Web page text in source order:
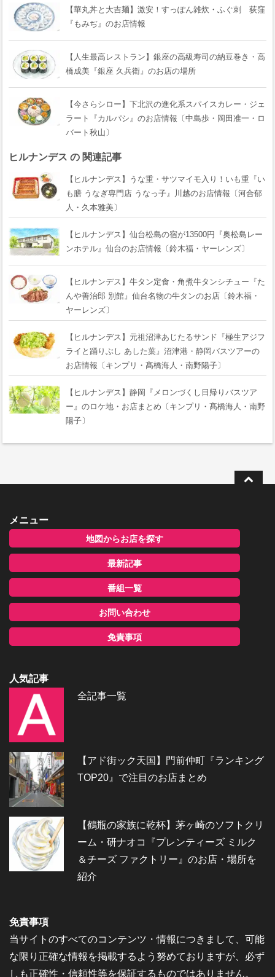
【華丸丼と大吉麺】激安！すっぽん雑炊・ふぐ刺 荻窪
『もみぢ』のお店情報
【人生最高レストラン】銀座の高級寿司の納豆巻き・高
橋成美『銀座 久兵衛』のお店の場所
【今さらシロー】下北沢の進化系スパイスカレー・ジェ
ラート『カルパシ』のお店情報〔中島歩・岡田准一・ロ
バート秋山〕
ヒルナンデス の 関連記事
【ヒルナンデス】うな重・サツマイモ入り！いも重『い
も膳 うなぎ専門店 うなっ子』川越のお店情報〔河合郁
人・久本雅美〕
【ヒルナンデス】仙台松島の宿が13500円『奥松島レー
ンホテル』仙台のお店情報〔鈴木福・ヤーレンズ〕
【ヒルナンデス】牛タン定食・角煮牛タンシチュー『た
んや善治郎 別館』仙台名物の牛タンのお店〔鈴木福・
ヤーレンズ〕
【ヒルナンデス】元祖沼津あじたるサンド『極生アジフ
ライと踊りぶし あした葉』沼津港・静岡バスツアーの
お店情報〔キンプリ・髙橋海人・南野陽子〕
【ヒルナンデス】静岡『メロンづくし日帰りバスツア
ー』のロケ地・お店まとめ〔キンプリ・髙橋海人・南野
陽子〕
メニュー
地図からお店を探す
最新記事
番組一覧
お問い合わせ
免責事項
人気記事
全記事一覧
【アド街ック天国】門前仲町『ランキング
TOP20』で注目のお店まとめ
【鶴瓶の家族に乾杯】茅ヶ崎のソフトクリ
ーム・研ナオコ『プレンティーズ ミルク
＆チーズ ファクトリー』のお店・場所を
紹介
免責事項
当サイトのすべてのコンテンツ・情報につきまして、可能
な限り正確な情報を掲載するよう努めておりますが、必ず
しも正確性・信頼性等を保証するものではありません。